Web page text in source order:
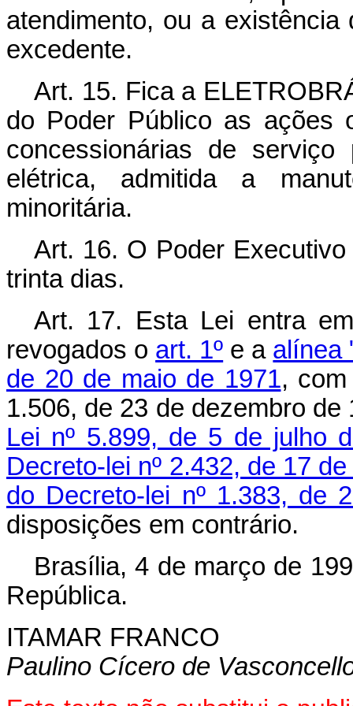
atendimento, ou a existência
excedente.
Art. 15. Fica a
do Poder Público as ações
concessionárias de
elétrica, admitida a
minoritária.
Art. 16. O Poder
trinta dias.
Art. 17. Esta Lei entra
revogados o art. 1º e a alínea
de 20 de maio de 1971,
1.506, de 23 de dezembro
Lei nº 5.899, de 5 de julho
Decreto-lei nº 2.432, de 17
do Decreto-lei nº 1.383, de
disposições em contrário.
Brasília, 4 de março de
República.
ITAMAR FRANCO
Paulino Cícero de